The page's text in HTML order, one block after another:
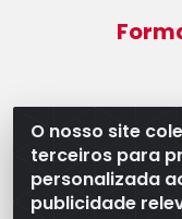
O nosso site
terceiros para
personalizada
publicidade
WB
08.528.393/
Oeste